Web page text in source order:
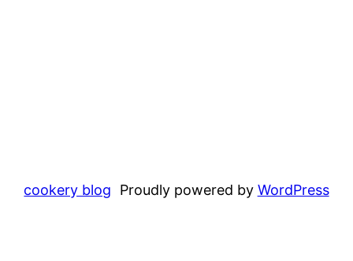
cookery blog Proudly powered by WordPress